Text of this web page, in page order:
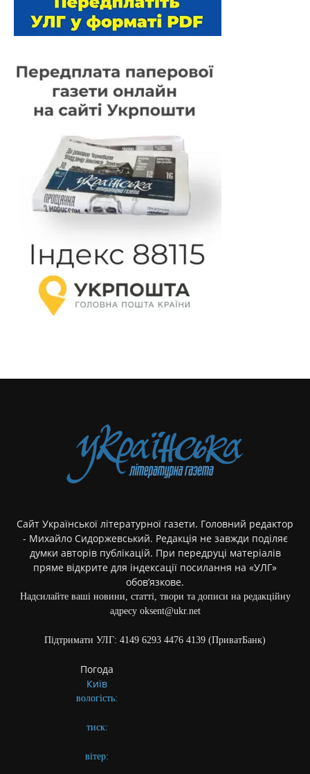
Сайт Української літературної газети. Головний редактор
- Михайло Сидоржевський. Редакція не завжди поділяє
думки авторів публікацій. При передруці матеріалів
пряме відкрите для індексації посилання на «УЛГ»
обов’язкове.
Надсилайте ваші новини, статті, твори та дописи на редакційну
адресу oksent@ukr.net
Підтримати УЛГ: 4149 6293 4476 4139 (ПриватБанк)
Погода
Київ
вологість:
тиск:
вітер: